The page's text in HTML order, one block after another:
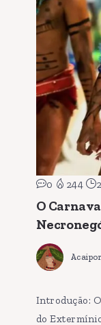
0 244
O
Introdução:
do